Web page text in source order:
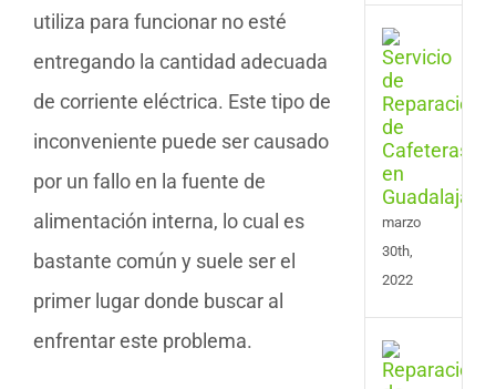
utiliza para funcionar no esté
entregando la cantidad adecuada
de corriente eléctrica. Este tipo de
inconveniente puede ser causado
por un fallo en la fuente de
alimentación interna, lo cual es
bastante común y suele ser el
primer lugar donde buscar al
enfrentar este problema.
de
en
marzo
30th,
2022
de